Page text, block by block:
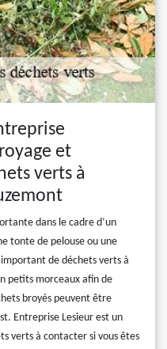
et
verts à
dans le cadre d’un
tonte de pelouse ou une
de déchets verts à
petits morceaux afin de
broyés peuvent être
Entreprise Lesieur est un
verts à contacter si vous êtes